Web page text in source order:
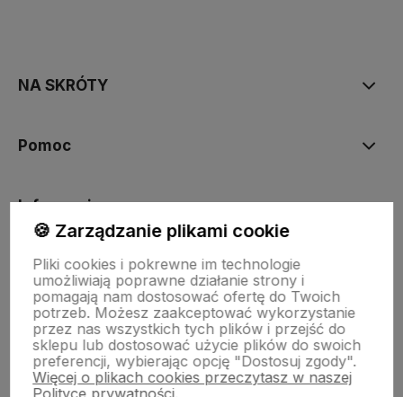
NA SKRÓTY
Pomoc
Informacje
KONTAKT
🍪 Zarządzanie plikami cookie
Pliki cookies i pokrewne im technologie
umożliwiają poprawne działanie strony i
pomagają nam dostosować ofertę do Twoich
potrzeb. Możesz zaakceptować wykorzystanie
przez nas wszystkich tych plików i przejść do
sklepu lub dostosować użycie plików do swoich
preferencji, wybierając opcję "Dostosuj zgody".
Więcej o plikach cookies przeczytasz w naszej
Polityce prywatności.